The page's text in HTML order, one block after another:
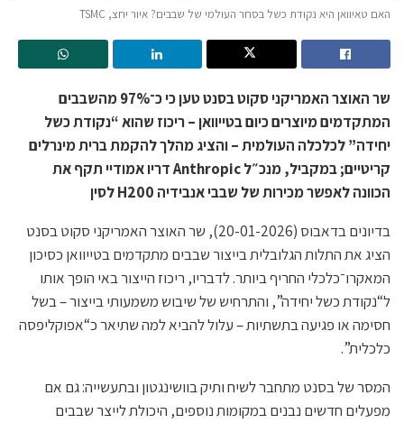
האם טאיוואן היא נקודת כשל בסחר העולמי של שבבים? איור יחצ, TSMC
שר האוצר האמריקני סקוט בסנט טען כי כ־97% מהשבבים
המתקדמים מיוצרים כיום בטייוואן – ריכוז שהוא “נקודת כשל
יחידה” לכלכלה העולמית – והציג מהלך להקמת ברית מינרלים
קריטיים; במקביל, מנכ״ל Anthropic דריו אמודיי תקף את
הכוונה לאפשר מכירות של שבבי אנבידיה H200 לסין
בדיונים בדאבוס (20-01-2026), שר האוצר האמריקני סקוט בסנט
הציג את התלות הגלובלית בייצור שבבים מתקדמים בטייוואן כסיכון
המאקרו־כלכלי החריף ביותר. לדבריו, ריכוז הייצור באי הופך אותו
ל“נקודת כשל יחידה”, והתרחיש של שיבוש משמעותי בייצור – בשל
חסימה או פגיעה בתשתיות – עלול להביא למה שתיאר כ“אפוקליפסה
כלכלית”.
המסר של בסנט מתחבר לשיח ותיק בוושינגטון ובתעשייה: גם אם
מפעלים חדשים נבנים במקומות נוספים, היכולת לייצר שבבים